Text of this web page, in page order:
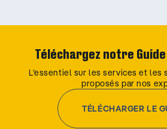
Téléchargez notre
L’essentiel sur les services et les
proposés par nos
TÉLÉCHARGER LE